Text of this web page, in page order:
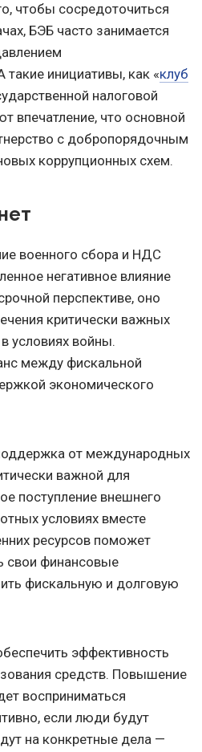
чтобы сосредоточиться
БЭБ часто занимается
такие инициативы, как «клуб
налоговой
впечатление, что основной
с добропорядочным
коррупционных схем.
военного сбора и НДС
негативное влияние
перспективе, оно
критически важных
условиях войны.
между фискальной
экономического
от международных
важной для
поступление внешнего
условиях вместе
ресурсов поможет
свои финансовые
фискальную и долговую
эффективность
средств. Повышение
восприниматься
если люди будут
на конкретные дела —